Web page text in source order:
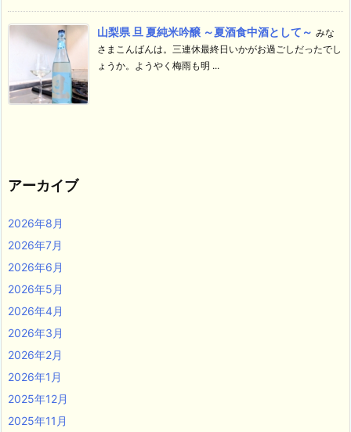
山梨県 旦 夏純米吟醸 ～夏酒食中酒として～ みな
さまこんばんは。三連休最終日いかがお過ごしだったでし
ょうか。ようやく梅雨も明 ...
アーカイブ
2026年8月
2026年7月
2026年6月
2026年5月
2026年4月
2026年3月
2026年2月
2026年1月
2025年12月
2025年11月